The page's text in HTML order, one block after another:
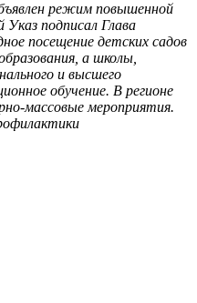
режим повышенной
подписал Глава
посещение детских садов
а школы,
и высшего
обучение. В регионе
массовые мероприятия.